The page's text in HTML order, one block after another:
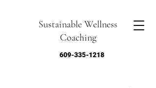
Sustainable Wellness
Coaching
609-335-1218